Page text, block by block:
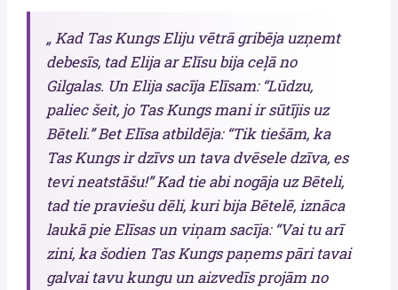
„ Kad Tas Kungs Eliju vētrā gribēja uzņemt
debesīs, tad Elija ar Elīsu bija ceļā no
Gilgalas. Un Elija sacīja Elīsam: “Lūdzu,
paliec šeit, jo Tas Kungs mani ir sūtījis uz
Bēteli.” Bet Elīsa atbildēja: “Tik tiešām, ka
Tas Kungs ir dzīvs un tava dvēsele dzīva, es
tevi neatstāšu!” Kad tie abi nogāja uz Bēteli,
tad tie praviešu dēli, kuri bija Bētelē, iznāca
laukā pie Elīsas un viņam sacīja: “Vai tu arī
zini, ka šodien Tas Kungs paņems pāri tavai
galvai tavu kungu un aizvedīs projām no